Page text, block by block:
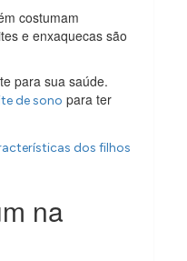
costumam
e enxaquecas são
para sua saúde.
de sono para ter
dos filhos
na